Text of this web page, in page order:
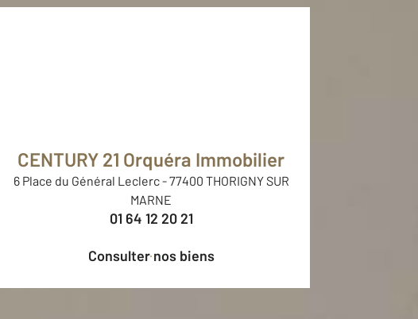
CENTURY 21 Orquéra Immobilier
6 Place du Général Leclerc-77400 THORIGNY SUR
MARNE
01 64 12 20 21
Consulter nos biens